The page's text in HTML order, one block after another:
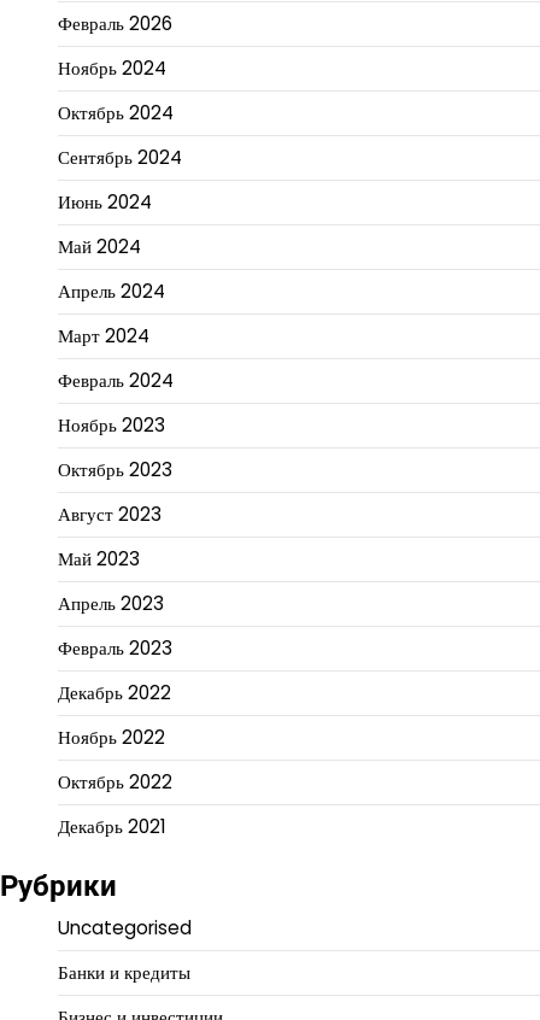
Февраль 2026
Ноябрь 2024
Октябрь 2024
Сентябрь 2024
Июнь 2024
Май 2024
Апрель 2024
Март 2024
Февраль 2024
Ноябрь 2023
Октябрь 2023
Август 2023
Май 2023
Апрель 2023
Февраль 2023
Декабрь 2022
Ноябрь 2022
Октябрь 2022
Декабрь 2021
Рубрики
Uncategorised
Банки и кредиты